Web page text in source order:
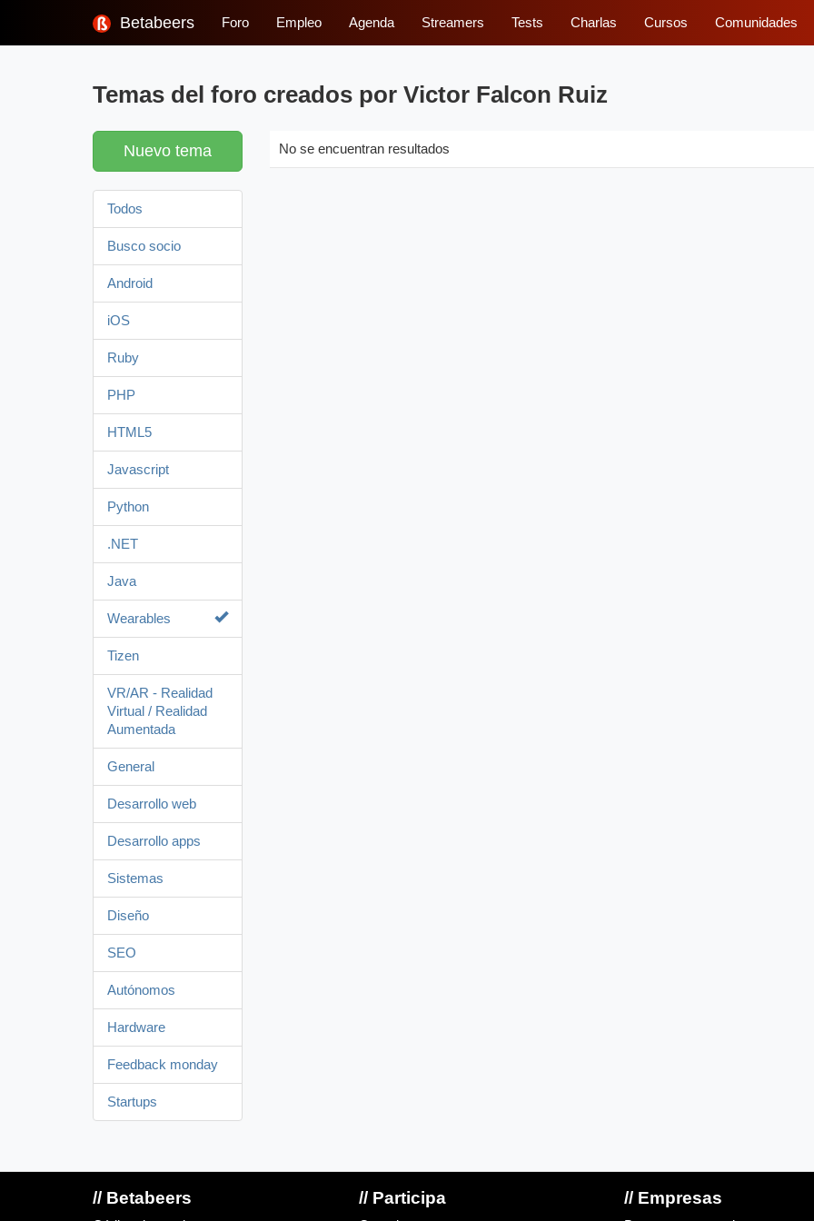
Betabeers Foro Empleo Agenda Streamers Tests Charlas Cursos Comunidades
Temas del foro creados por Victor Falcon Ruiz
Nuevo tema
Todos
Busco socio
Android
iOS
Ruby
PHP
HTML5
Javascript
Python
.NET
Java
Wearables
Tizen
VR/AR - Realidad
Virtual / Realidad
Aumentada
General
Desarrollo web
Desarrollo apps
Sistemas
Diseño
SEO
Autónomos
Hardware
Feedback monday
Startups
No se encuentran resultados
// Betabeers // Participa // Empresas